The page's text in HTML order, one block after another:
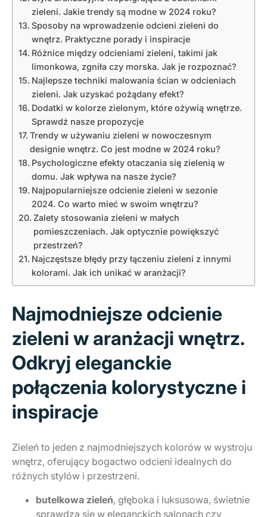
zieleni. Jakie trendy są modne w 2024 roku?
Sposoby na wprowadzenie odcieni zieleni do
wnętrz. Praktyczne porady i inspiracje
Różnice między odcieniami zieleni, takimi jak
limonkowa, zgniła czy morska. Jak je rozpoznać?
Najlepsze techniki malowania ścian w odcieniach
zieleni. Jak uzyskać pożądany efekt?
Dodatki w kolorze zielonym, które ożywią wnętrze.
Sprawdź nasze propozycje
Trendy w używaniu zieleni w nowoczesnym
designie wnętrz. Co jest modne w 2024 roku?
Psychologiczne efekty otaczania się zielenią w
domu. Jak wpływa na nasze życie?
Najpopularniejsze odcienie zieleni w sezonie
2024. Co warto mieć w swoim wnętrzu?
Zalety stosowania zieleni w małych
pomieszczeniach. Jak optycznie powiększyć
przestrzeń?
Najczęstsze błędy przy łączeniu zieleni z innymi
kolorami. Jak ich unikać w aranżacji?
Najmodniejsze odcienie
zieleni w aranżacji wnętrz.
Odkryj eleganckie
połączenia kolorystyczne i
inspiracje
Zieleń to jeden z najmodniejszych kolorów w wystroju
wnętrz, oferujący bogactwo odcieni idealnych do
różnych stylów i przestrzeni.
butelkowa zieleń, głęboka i luksusowa, świetnie
sprawdza się w eleganckich salonach czy